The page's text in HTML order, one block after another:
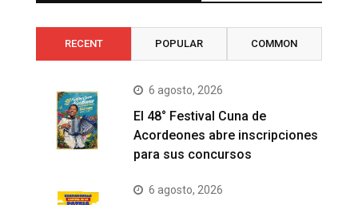
RECENT POPULAR COMMON
6 agosto, 2026
El 48° Festival Cuna de
Acordeones abre inscripciones
para sus concursos
6 agosto, 2026